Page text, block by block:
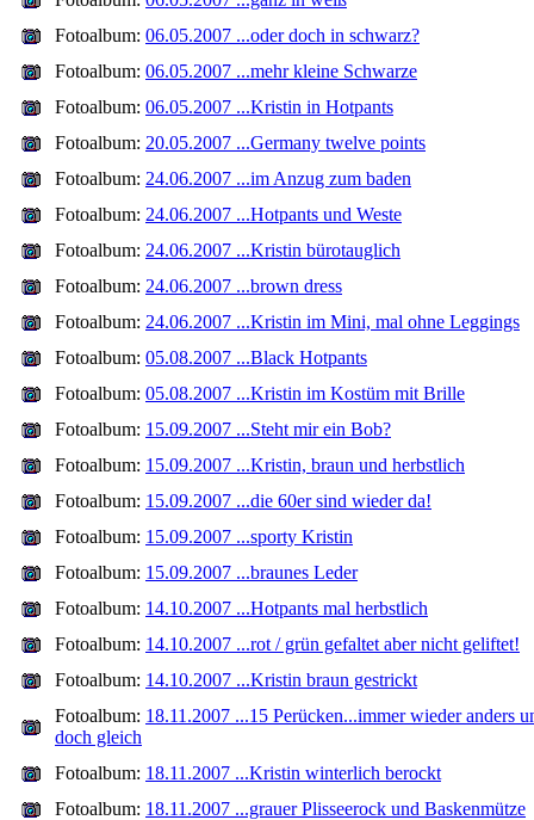
Fotoalbum: 06.05.2007 ...oder doch in schwarz?
Fotoalbum: 06.05.2007 ...mehr kleine Schwarze
Fotoalbum: 06.05.2007 ...Kristin in Hotpants
Fotoalbum: 20.05.2007 ...Germany twelve points
Fotoalbum: 24.06.2007 ...im Anzug zum baden
Fotoalbum: 24.06.2007 ...Hotpants und Weste
Fotoalbum: 24.06.2007 ...Kristin bürotauglich
Fotoalbum: 24.06.2007 ...brown dress
Fotoalbum: 24.06.2007 ...Kristin im Mini, mal ohne Leggings
Fotoalbum: 05.08.2007 ...Black Hotpants
Fotoalbum: 05.08.2007 ...Kristin im Kostüm mit Brille
Fotoalbum: 15.09.2007 ...Steht mir ein Bob?
Fotoalbum: 15.09.2007 ...Kristin, braun und herbstlich
Fotoalbum: 15.09.2007 ...die 60er sind wieder da!
Fotoalbum: 15.09.2007 ...sporty Kristin
Fotoalbum: 15.09.2007 ...braunes Leder
Fotoalbum: 14.10.2007 ...Hotpants mal herbstlich
Fotoalbum: 14.10.2007 ...rot / grün gefaltet aber nicht geliftet!
Fotoalbum: 14.10.2007 ...Kristin braun gestrickt
Fotoalbum: 18.11.2007 ...15 Perücken...immer wieder anders
doch gleich
Fotoalbum: 18.11.2007 ...Kristin winterlich berockt
Fotoalbum: 18.11.2007 ...grauer Plisseerock und Baskenmütze